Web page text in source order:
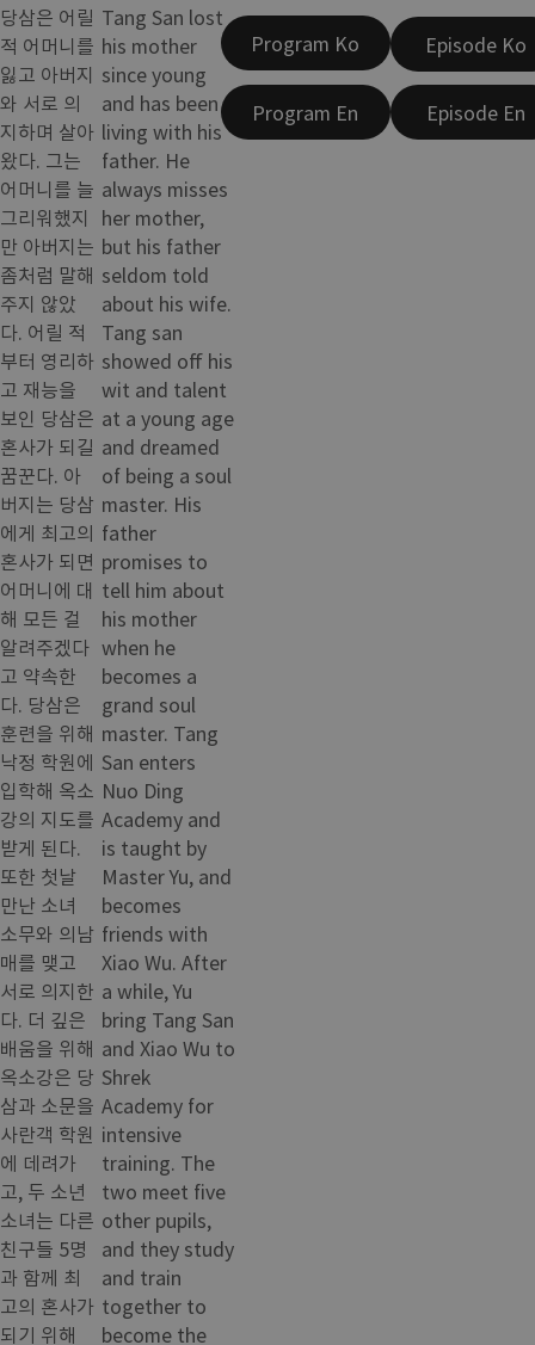
당삼은 어릴
적 어머니를
잃고 아버지
와 서로 의
지하며 살아
왔다. 그는
어머니를 늘
그리워했지
만 아버지는
좀처럼 말해
주지 않았
다. 어릴 적
부터 영리하
고 재능을
보인 당삼은
혼사가 되길
꿈꾼다. 아
버지는 당삼
에게 최고의
혼사가 되면
어머니에 대
해 모든 걸
알려주겠다
고 약속한
다. 당삼은
훈련을 위해
낙정 학원에
입학해 옥소
강의 지도를
받게 된다.
또한 첫날
만난 소녀
소무와 의남
매를 맺고
서로 의지한
다. 더 깊은
배움을 위해
옥소강은 당
삼과 소문을
사란객 학원
에 데려가
고, 두 소년
소녀는 다른
친구들 5명
과 함께 최
고의 혼사가
되기 위해
Tang San lost
his mother
since young
and has been
living with his
father. He
always misses
her mother,
but his father
seldom told
about his wife.
Tang san
showed off his
wit and talent
at a young age
and dreamed
of being a soul
master. His
father
promises to
tell him about
his mother
when he
becomes a
grand soul
master. Tang
San enters
Nuo Ding
Academy and
is taught by
Master Yu, and
becomes
friends with
Xiao Wu. After
a while, Yu
bring Tang San
and Xiao Wu to
Shrek
Academy for
intensive
training. The
two meet five
other pupils,
and they study
and train
together to
become the
Program Ko
Program En
Episode Ko
Episode En